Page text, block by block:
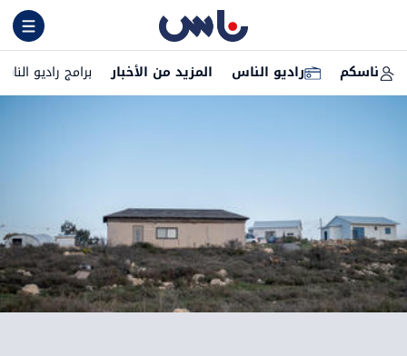
ناسكم راديو الناس المزيد من الأخبار برامج راديو